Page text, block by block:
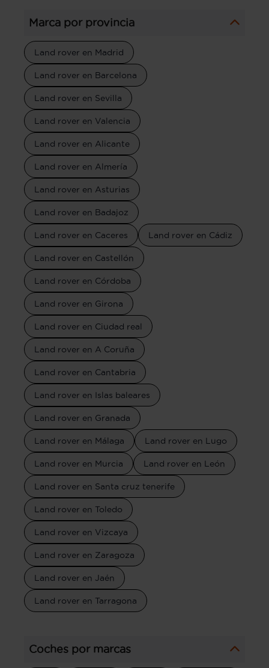
Marca por provincia
Land rover en Madrid
Land rover en Barcelona
Land rover en Sevilla
Land rover en Valencia
Land rover en Alicante
Land rover en Almería
Land rover en Asturias
Land rover en Badajoz
Land rover en Caceres Land rover en Cádiz
Land rover en Castellón
Land rover en Córdoba
Land rover en Girona
Land rover en Ciudad real
Land rover en A Coruña
Land rover en Cantabria
Land rover en Islas baleares
Land rover en Granada
Land rover en Málaga Land rover en Lugo
Land rover en Murcia Land rover en León
Land rover en Santa cruz tenerife
Land rover en Toledo
Land rover en Vizcaya
Land rover en Zaragoza
Land rover en Jaén
Land rover en Tarragona
Coches por marcas